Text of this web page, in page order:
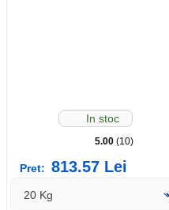
In stoc
5.00 (10)
Pret: 813.57 Lei